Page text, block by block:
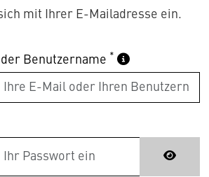
mit Ihrer E-Mailadresse ein.
Benutzername *